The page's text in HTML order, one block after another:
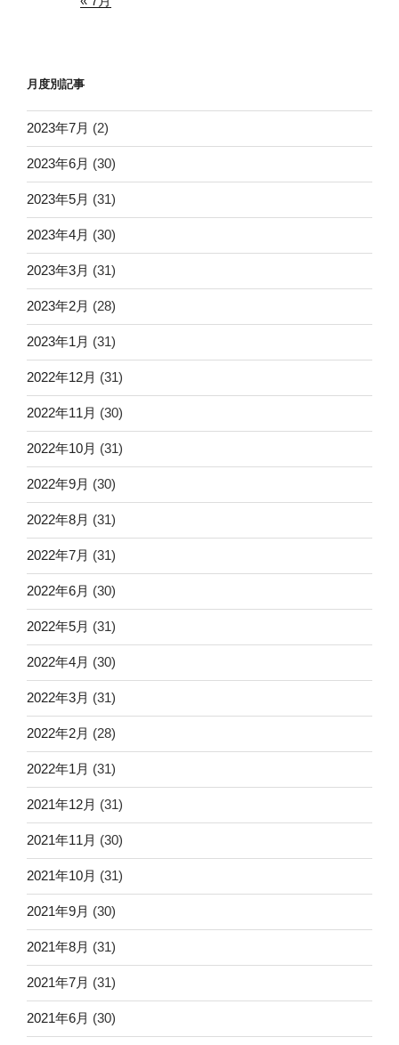
月度別記事
2023年7月 (2)
2023年6月 (30)
2023年5月 (31)
2023年4月 (30)
2023年3月 (31)
2023年2月 (28)
2023年1月 (31)
2022年12月 (31)
2022年11月 (30)
2022年10月 (31)
2022年9月 (30)
2022年8月 (31)
2022年7月 (31)
2022年6月 (30)
2022年5月 (31)
2022年4月 (30)
2022年3月 (31)
2022年2月 (28)
2022年1月 (31)
2021年12月 (31)
2021年11月 (30)
2021年10月 (31)
2021年9月 (30)
2021年8月 (31)
2021年7月 (31)
2021年6月 (30)